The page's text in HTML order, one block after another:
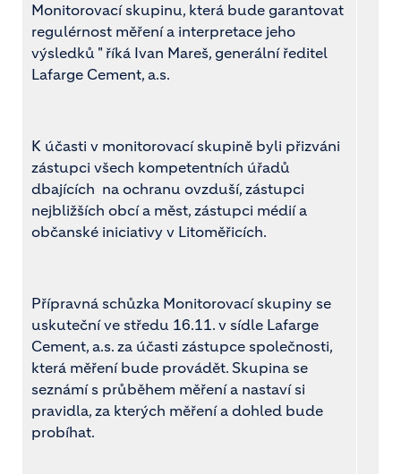
Monitorovací skupinu, která bude garantovat
regulérnost měření a interpretace jeho
výsledků " říká Ivan Mareš, generální ředitel
Lafarge Cement, a.s.
K účasti v monitorovací skupině byli přizváni
zástupci všech kompetentních úřadů
dbajících na ochranu ovzduší, zástupci
nejbližších obcí a měst, zástupci médií a
občanské iniciativy v Litoměřicích.
Přípravná schůzka Monitorovací skupiny se
uskuteční ve středu 16.11. v sídle Lafarge
Cement, a.s. za účasti zástupce společnosti,
která měření bude provádět. Skupina se
seznámí s průběhem měření a nastaví si
pravidla, za kterých měření a dohled bude
probíhat.